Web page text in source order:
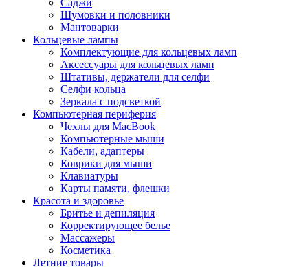
Шумовки и половники
Мантоварки
Кольцевые лампы
Комплектующие для кольцевых ламп
Аксессуары для кольцевых ламп
Штативы, держатели для селфи
Селфи кольца
Зеркала с подсветкой
Компьютерная периферия
Чехлы для MacBook
Компьютерные мыши
Кабели, адаптеры
Коврики для мыши
Клавиатуры
Карты памяти, флешки
Красота и здоровье
Бритье и депиляция
Корректирующее белье
Массажеры
Косметика
Летние товары